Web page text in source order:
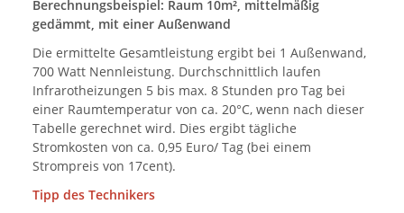
Berechnungsbeispiel: Raum 10m², mittelmäßig
gedämmt, mit einer Außenwand
Die ermittelte Gesamtleistung ergibt bei 1 Außenwand,
700 Watt Nennleistung. Durchschnittlich laufen
Infrarotheizungen 5 bis max. 8 Stunden pro Tag bei
einer Raumtemperatur von ca. 20°C, wenn nach dieser
Tabelle gerechnet wird. Dies ergibt tägliche
Stromkosten von ca. 0,95 Euro/ Tag (bei einem
Strompreis von 17cent).
Tipp des Technikers